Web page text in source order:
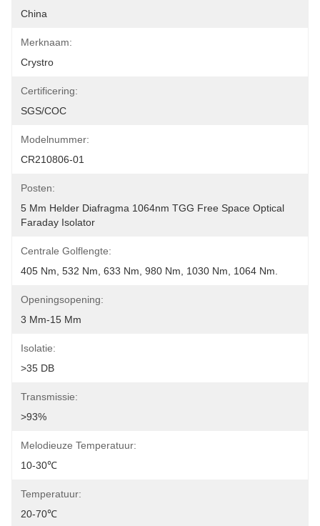
China
Merknaam:
Crystro
Certificering:
SGS/COC
Modelnummer:
CR210806-01
Posten:
5 Mm Helder Diafragma 1064nm TGG Free Space Optical
Faraday Isolator
Centrale Golflengte:
405 Nm, 532 Nm, 633 Nm, 980 Nm, 1030 Nm, 1064 Nm.
Openingsopening:
3 Mm-15 Mm
Isolatie:
>35 DB
Transmissie:
>93%
Melodieuze Temperatuur:
10-30℃
Temperatuur:
20-70℃